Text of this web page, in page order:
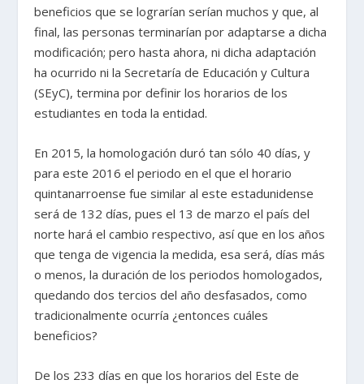
beneficios que se lograrían serían muchos y que, al
final, las personas terminarían por adaptarse a dicha
modificación; pero hasta ahora, ni dicha adaptación
ha ocurrido ni la Secretaría de Educación y Cultura
(SEyC), termina por definir los horarios de los
estudiantes en toda la entidad.
En 2015, la homologación duró tan sólo 40 días, y
para este 2016 el periodo en el que el horario
quintanarroense fue similar al este estadunidense
será de 132 días, pues el 13 de marzo el país del
norte hará el cambio respectivo, así que en los años
que tenga de vigencia la medida, esa será, días más
o menos, la duración de los periodos homologados,
quedando dos tercios del año desfasados, como
tradicionalmente ocurría ¿entonces cuáles
beneficios?
De los 233 días en que los horarios del Este de